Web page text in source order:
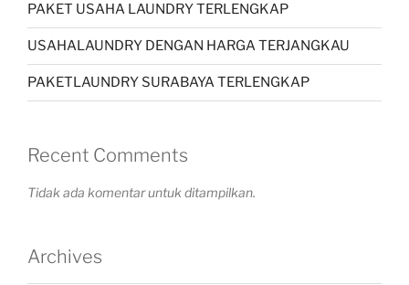
PAKET USAHA LAUNDRY TERLENGKAP
USAHALAUNDRY DENGAN HARGA TERJANGKAU
PAKETLAUNDRY SURABAYA TERLENGKAP
Recent Comments
Tidak ada komentar untuk ditampilkan.
Archives